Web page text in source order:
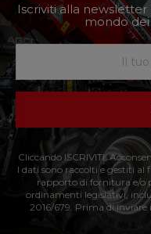
Iscriviti alla
mondo
Cliccando ISCRIVITI:
I dati sono raccolti e gestiti al
rapporto di fornitura e/o
ordinamenti legislativi,
2016/679. Prima di inviare